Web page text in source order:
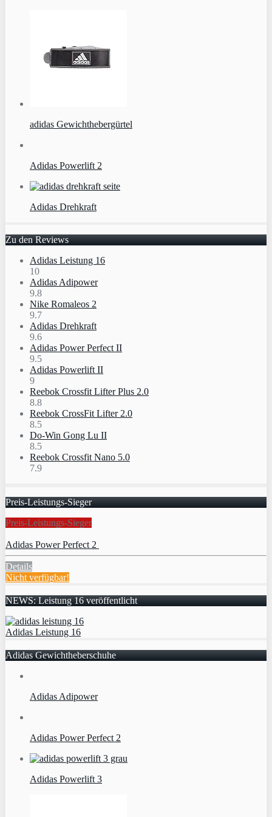
adidas Gewichthebergürtel
Adidas Powerlift 2
Adidas Drehkraft
Zu den Reviews
Adidas Leistung 16
10
Adidas Adipower
9.8
Nike Romaleos 2
9.7
Adidas Drehkraft
9.6
Adidas Power Perfect II
9.5
Adidas Powerlift II
9
Reebok Crossfit Lifter Plus 2.0
8.8
Reebok CrossFit Lifter 2.0
8.5
Do-Win Gong Lu II
8.5
Reebok Crossfit Nano 5.0
7.9
Preis-Leistungs-Sieger
Preis-Leistungs-Sieger
Adidas Power Perfect 2
Details
Nicht verfügbar!
NEWS: Leistung 16 veröffentlicht
Adidas Leistung 16
Adidas Gewichtheberschuhe
Adidas Adipower
Adidas Power Perfect 2
Adidas Powerlift 3